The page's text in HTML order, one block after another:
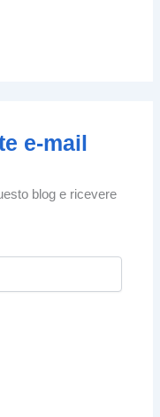
e-mail
blog e ricevere